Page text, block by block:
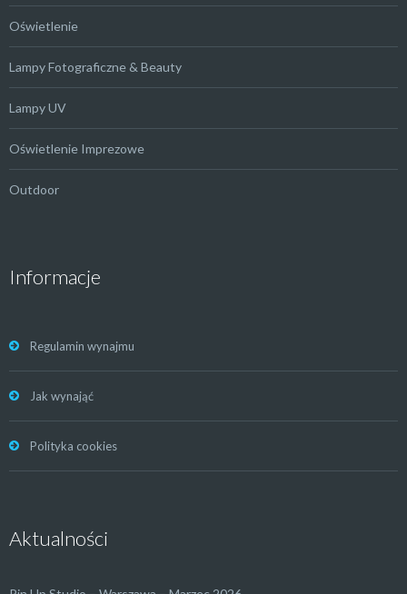
Oświetlenie
Lampy Fotograficzne & Beauty
Lampy UV
Oświetlenie Imprezowe
Outdoor
Informacje
Regulamin wynajmu
Jak wynająć
Polityka cookies
Aktualności